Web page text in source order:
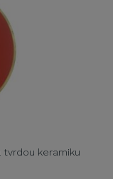
keramiku